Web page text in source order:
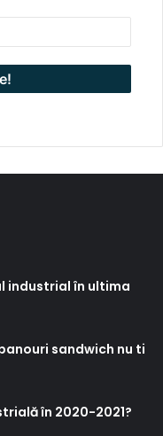
industrial în ultima
sandwich nu ti
în 2020-2021?